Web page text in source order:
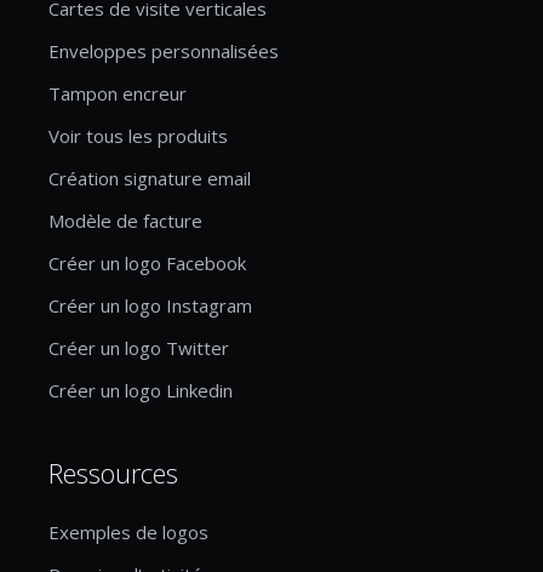
Cartes de visite verticales
Enveloppes personnalisées
Tampon encreur
Voir tous les produits
Création signature email
Modèle de facture
Créer un logo Facebook
Créer un logo Instagram
Créer un logo Twitter
Créer un logo Linkedin
Ressources
Exemples de logos